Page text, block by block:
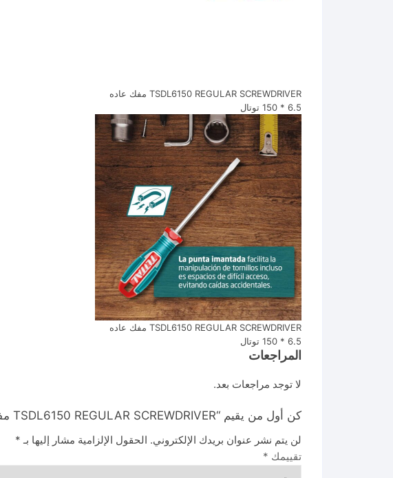
TSDL6150 REGULAR SCREWDRIVER مفك عاده
6.5 * 150 توتال
TSDL6150 REGULAR SCREWDRIVER مفك عاده
6.5 * 150 توتال
المراجعات
لا توجد مراجعات بعد.
كن أول من يقيم “TSDL6150 REGULAR SCREWDRIVER مفك عاده 6.5 * 150 توتال”
لن يتم نشر عنوان بريدك الإلكتروني. الحقول الإلزامية مشار إليها بـ *
تقييمك *